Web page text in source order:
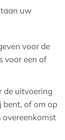
uw
voor de
voor een of
de uitvoering
bent, of om op
overeenkomst